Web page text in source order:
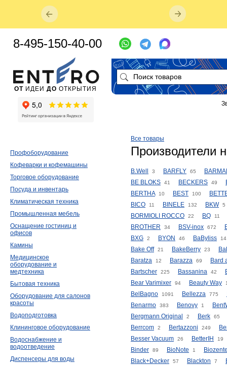
Все товары
Производители
B.Well 3 BARFLY 65
BE BLOKS
41 BECKERS 49
BERTHA
10 BEST 100
BICO
11 BINELE 132 BKW 5
BORMIOLI ROCCO 22 BQ 11
BROTHER 34 BSV-inox 672
BXG
2 BYON 46 BaByliss 14
Bake Off 21 BakeBerry 23
Baratza
12 Barazza 69
Bard
Bartscher
225 Bassanina 42
Bear Varimixer
94 Beauty Way
BelBagno 1091 Bellezza 775
Benarmo
383 Benovy 1
Bergmann Original
2 Berk 65
Berrcom 2 Bertazzoni 249
Besser Vacuum
26 BetterIH 19
Binder 89 BioNote 1
Black+Decker
57 Blackton 7
Профоборудование
Кофеварки и кофемашины
Торговое оборудование
Посуда и инвентарь
Климатическая техника
Промышленная мебель
Оснащение гостиниц и
офисов
Камины
Медицинское
оборудование и
медтехника
Бытовая техника
Оборудование для салонов
красоты
Водоподготовка
Клининговое оборудование
Водоснабжение и
водоотведение
Диспенсеры для воды
ОТ ИДЕИ ДО ОТКРЫТИЯ
8-495-150-40-00